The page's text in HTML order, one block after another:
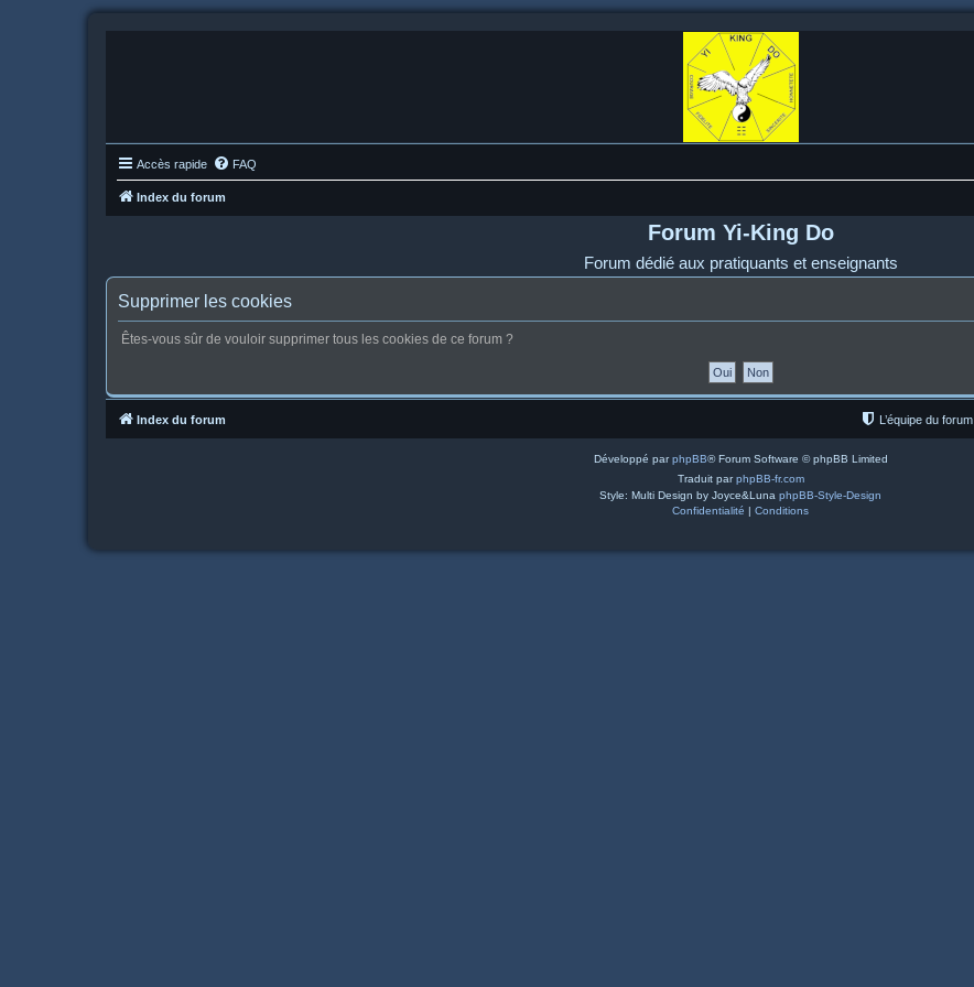
Accès rapide FAQ
Index du forum
Forum Yi-King Do
Forum dédié aux pratiquants et enseignants
Supprimer les cookies
Êtes-vous sûr de vouloir supprimer tous les cookies de ce forum ?
Index du forum L’équipe du forum
Développé parphpBB® Forum Software © phpBB Limited
Traduit parphpBB-fr.com
Style: Multi Design by Joyce&Luna phpBB-Style-Design
Confidentialité | Conditions